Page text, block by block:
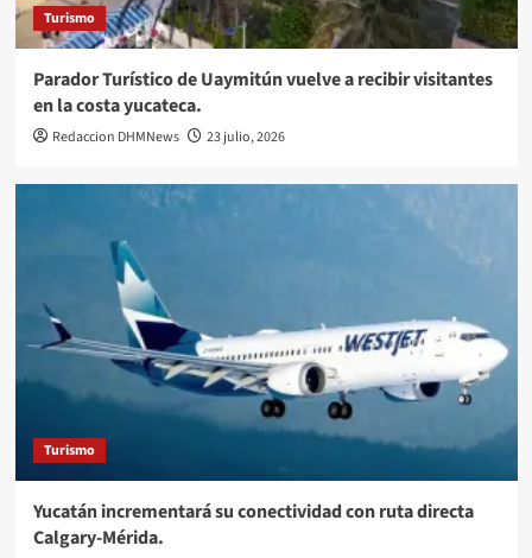
Turismo
Parador Turístico de Uaymitún vuelve a recibir visitantes
en la costa yucateca.
Redaccion DHMNews 23 julio, 2026
Turismo
Yucatán incrementará su conectividad con ruta directa
Calgary-Mérida.